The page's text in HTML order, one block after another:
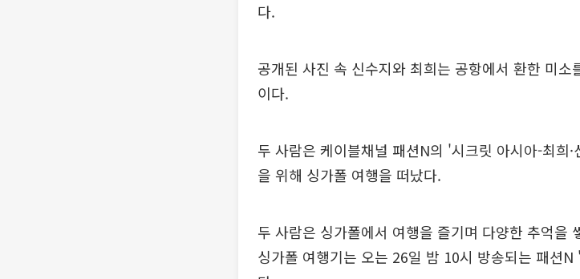
다.
공개된 사진 속 신수지와 최희는 공항에서 환한 미
이다.
두 사람은 케이블채널 패션N의 '시크릿 아시아-최희
을 위해 싱가폴 여행을 떠났다.
두 사람은 싱가폴에서 여행을 즐기며 다양한 추억을
싱가폴 여행기는 오는 26일 밤 10시 방송되는 패션